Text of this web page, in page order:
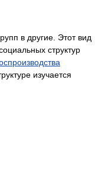
в другие. Этот вид
структур
изучается